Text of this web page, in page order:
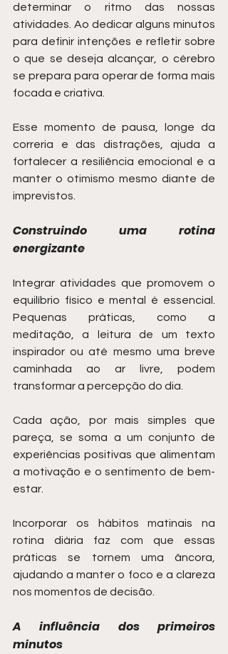
determinar o ritmo das nossas
atividades. Ao dedicar alguns minutos
para definir intenções e refletir sobre
o que se deseja alcançar, o cérebro
se prepara para operar de forma mais
focada e criativa.
Esse momento de pausa, longe da
correria e das distrações, ajuda a
fortalecer a resiliência emocional e a
manter o otimismo mesmo diante de
imprevistos.
Construindo uma rotina
energizante
Integrar atividades que promovem o
equilíbrio físico e mental é essencial.
Pequenas práticas, como a
meditação, a leitura de um texto
inspirador ou até mesmo uma breve
caminhada ao ar livre, podem
transformar a percepção do dia.
Cada ação, por mais simples que
pareça, se soma a um conjunto de
experiências positivas que alimentam
a motivação e o sentimento de bem-
estar.
Incorporar os hábitos matinais na
rotina diária faz com que essas
práticas se tornem uma âncora,
ajudando a manter o foco e a clareza
nos momentos de decisão.
A influência dos primeiros
minutos